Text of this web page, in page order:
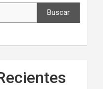
Buscar